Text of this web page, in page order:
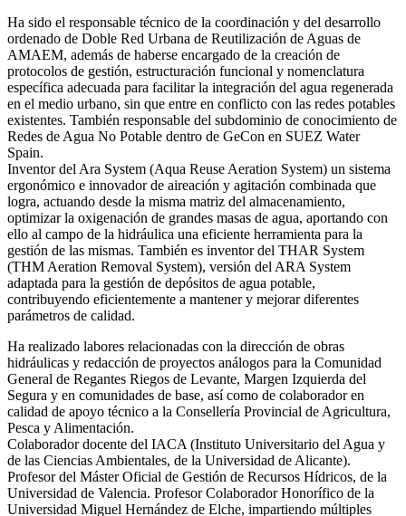
Ha sido el responsable técnico de la coordinación y del desarrollo
ordenado de Doble Red Urbana de Reutilización de Aguas de
AMAEM, además de haberse encargado de la creación de
protocolos de gestión, estructuración funcional y nomenclatura
específica adecuada para facilitar la integración del agua regenerada
en el medio urbano, sin que entre en conflicto con las redes potables
existentes. También responsable del subdominio de conocimiento de
Redes de Agua No Potable dentro de GeCon en SUEZ Water
Spain.
Inventor del Ara System (Aqua Reuse Aeration System) un sistema
ergonómico e innovador de aireación y agitación combinada que
logra, actuando desde la misma matriz del almacenamiento,
optimizar la oxigenación de grandes masas de agua, aportando con
ello al campo de la hidráulica una eficiente herramienta para la
gestión de las mismas. También es inventor del THAR System
(THM Aeration Removal System), versión del ARA System
adaptada para la gestión de depósitos de agua potable,
contribuyendo eficientemente a mantener y mejorar diferentes
parámetros de calidad.
Ha realizado labores relacionadas con la dirección de obras
hidráulicas y redacción de proyectos análogos para la Comunidad
General de Regantes Riegos de Levante, Margen Izquierda del
Segura y en comunidades de base, así como de colaborador en
calidad de apoyo técnico a la Consellería Provincial de Agricultura,
Pesca y Alimentación.
Colaborador docente del IACA (Instituto Universitario del Agua y
de las Ciencias Ambientales, de la Universidad de Alicante).
Profesor del Máster Oficial de Gestión de Recursos Hídricos, de la
Universidad de Valencia. Profesor Colaborador Honorífico de la
Universidad Miguel Hernández de Elche, impartiendo múltiples